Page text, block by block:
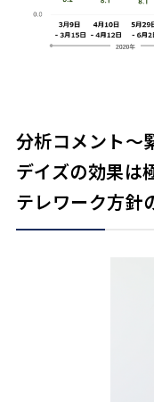
分析コメント～
デイズの効果は
テレワーク方針